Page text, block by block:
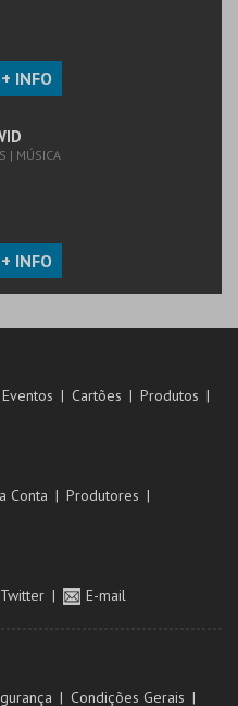
+ INFO
| MÚSICA
+ INFO
Eventos Cartões
Produtos
Conta
Produtores
Twitter E-mail
Condições Gerais